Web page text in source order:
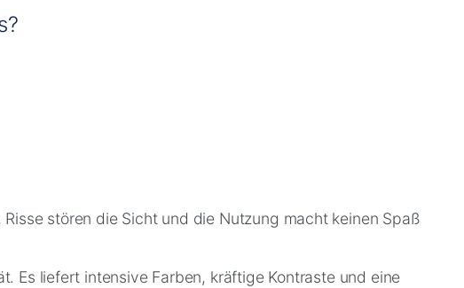
stören die Sicht und die Nutzung macht keinen Spaß
Es liefert intensive Farben, kräftige Kontraste und eine